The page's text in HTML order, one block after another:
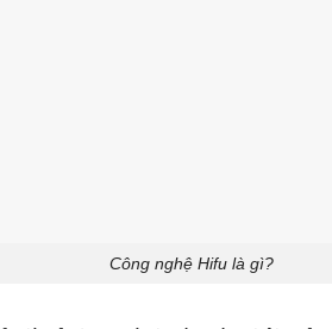
Công nghệ Hifu là gì?